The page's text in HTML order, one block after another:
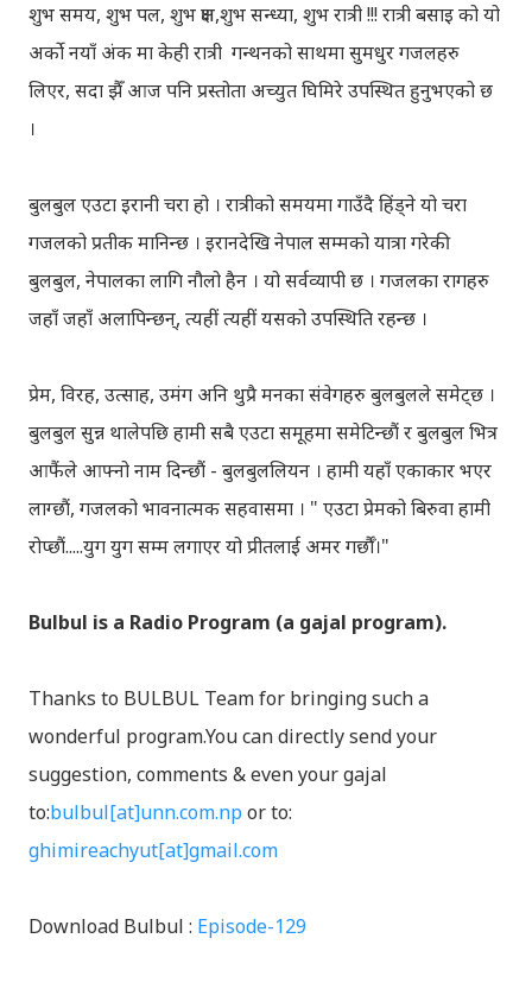
शुभ समय, शुभ पल, शुभ क्षण,शुभ सन्ध्या, शुभ रात्री !!! रात्री बसाइ को यो
अर्को नयाँ अंक मा केही रात्री गन्थनको साथमा सुमधुर गजलहरु
लिएर, सदा झैँ आज पनि प्रस्तोता अच्युत घिमिरे उपस्थित हुनुभएको छ
।
बुलबुल एउटा इरानी चरा हो । रात्रीको समयमा गाउँदै हिंड्‍ने यो चरा
गजलको प्रतीक मानिन्छ । इरानदेखि नेपाल सम्मको यात्रा गरेकी
बुलबुल, नेपालका लागि नौलो हैन । यो सर्वव्यापी छ । गजलका रागहरु
जहाँ जहाँ अलापिन्छन्, त्यहीं त्यहीं यसको उपस्थिति रहन्छ ।
प्रेम, विरह, उत्साह, उमंग अनि थुप्रै मनका संवेगहरु बुलबुलले समेट्‍छ ।
बुलबुल सुन्न थालेपछि हामी सबै एउटा समूहमा समेटिन्छौं र बुलबुल भित्र
आफैंले आफ्‍नो नाम दिन्छौं - बुलबुललियन । हामी यहाँ एकाकार भएर
लाग्छौं, गजलको भावनात्मक सहवासमा । " एउटा प्रेमको बिरुवा हामी
रोप्छौं.....युग युग सम्म लगाएर यो प्रीतलाई अमर गर्छौँ।"
Bulbul is a Radio Program (a gajal program).
Thanks to BULBUL Team for bringing such a
wonderful program.You can directly send your
suggestion, comments & even your gajal
to:bulbul[at]unn.com.np or to:
ghimireachyut[at]gmail.com
Download Bulbul : Episode-129